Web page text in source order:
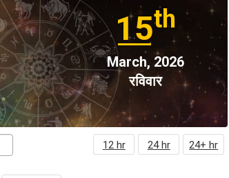
15th
March, 2026
रविवार
12 hr 24 hr 24+ hr